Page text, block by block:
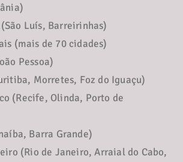
Luís, Barreirinhas)
(mais de 70 cidades)
Pessoa)
Morretes, Foz do Iguaçu)
(Recife, Olinda, Porto de
Barra Grande)
(Rio de Janeiro, Arraial do Cabo,